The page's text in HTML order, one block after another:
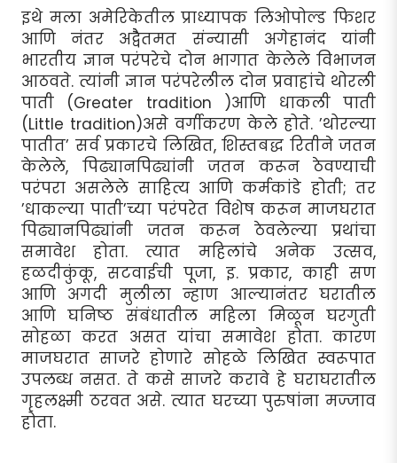
इथे मला अमेरिकेतील प्राध्यापक लिओपोल्ड फिशर
आणि नंतर अद्वैैतमत संन्यासी अगेहानंद यांनी
भारतीय ज्ञान परंपरेचे दोन भागात केलेले विभाजन
आठवते. त्यांनी ज्ञान परंपरेलील दोन प्रवाहांचे थोरली
पाती (Greater tradition )आणि धाकली पाती
(Little tradition)असे वर्गीकरण केले होते. ’थोरल्या
पातीत’ सर्व प्रकारचे लिखित, शिस्तबद्ध रितीने जतन
केलेले, पिढ्यानपिढ्यांनी जतन करून ठेवण्याची
परंपरा असलेले साहित्य आणि कर्मकांडे होती; तर
’धाकल्या पाती’च्या परंपरेत विशेष करून माजघरात
पिढ्यानपिढ्यांनी जतन करून ठेवलेल्या प्रथांचा
समावेश होता. त्यात महिलांचे अनेक उत्सव,
हळदीकुंकू, सटवाईची पूजा, इ. प्रकार, काही सण
आणि अगदी मुलीला न्हाण आल्यानंतर घरातील
आणि घनिष्ठ संबंधातील महिला मिळून घरगुती
सोहळा करत असत यांचा समावेश होता. कारण
माजघरात साजरे होणारे सोहळे लिखित स्वरूपात
उपलब्ध नसत. ते कसे साजरे करावे हे घराघरातील
गृहलक्ष्मी ठरवत असे. त्यात घरच्या पुरुषांना मज्जाव
होता.